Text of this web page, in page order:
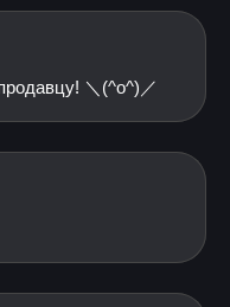
＼⁠(⁠^⁠o⁠^⁠)⁠／